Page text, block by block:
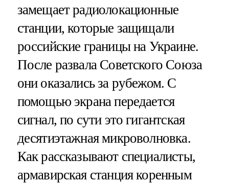
замещает радиолокационные
станции, которые защищали
российские границы на Украине.
После развала Советского Союза
они оказались за рубежом. С
помощью экрана передается
сигнал, по сути это гигантская
десятиэтажная микроволновка.
Как рассказывают специалисты,
армавирская станция коренным